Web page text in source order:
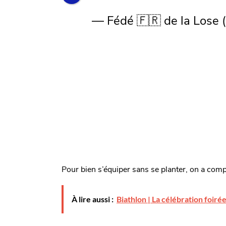
— Fédé 🇫🇷 de la Lose
Pour bien s’équiper sans se planter, on a
À lire aussi : Biathlon | La célébration